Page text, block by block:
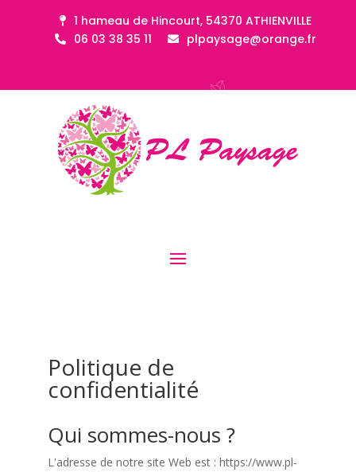
1 hameau de Hincourt, 54370 ATHIENVILLE
06 03 38 35 11
plpaysage@orange.fr
Politique de
confidentialité
Qui sommes-nous ?
L'adresse de notre site Web est : https://www.pl-